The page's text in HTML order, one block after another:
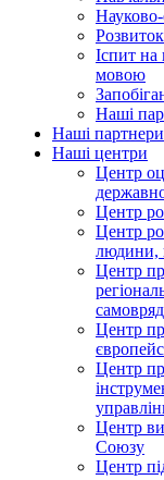
Науково-
Іспит на
мовою
Наші
Наші партнери
Наші центри
Центр
Центр
Центр
людини,
Центр
Центр
Центр
Центр
Союзу
Центр